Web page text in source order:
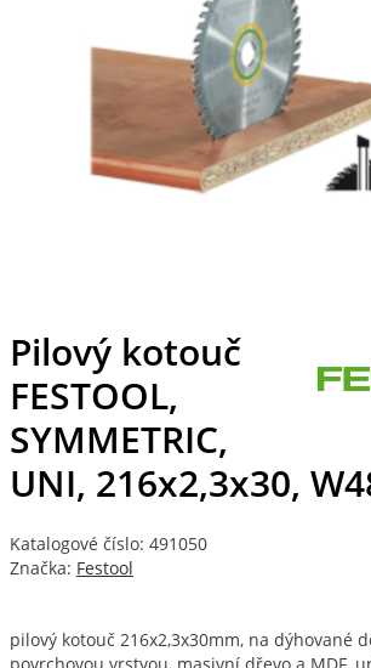
Pilový kotouč
FESTOOL,
SYMMETRIC,
UNI, 216x2,3x30,
Katalogové číslo: 491050
Značka: Festool
pilový kotouč 216x2,3x30mm, na dýhované